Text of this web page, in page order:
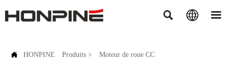
  
 HONPINE Produits > Moteur de roue CC